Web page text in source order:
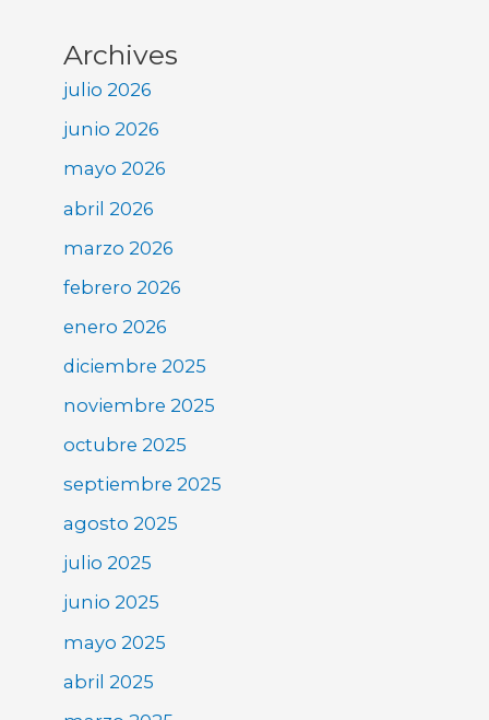
Archives
julio 2026
junio 2026
mayo 2026
abril 2026
marzo 2026
febrero 2026
enero 2026
diciembre 2025
noviembre 2025
octubre 2025
septiembre 2025
agosto 2025
julio 2025
junio 2025
mayo 2025
abril 2025